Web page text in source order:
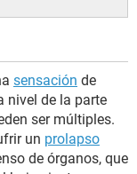
sensación de
nivel de la parte
ser múltiples.
un prolapso
de órganos, que